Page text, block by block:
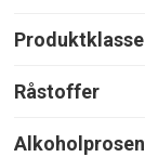
Produktklasse
Råstoffer